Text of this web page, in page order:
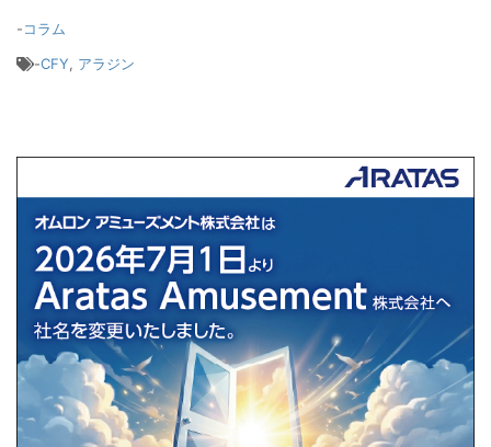
-コラム
-CFY, アラジン